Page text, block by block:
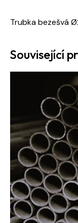
Trubka bezešvá
Související